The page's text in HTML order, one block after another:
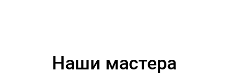
Наши мастера